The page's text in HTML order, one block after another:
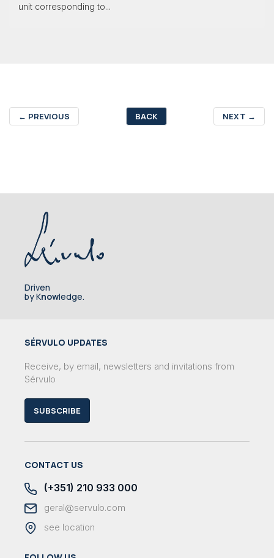
unit corresponding to...
← PREVIOUS BACK NEXT →
Driven
by Knowledge.
SÉRVULO UPDATES
Receive, by email, newsletters and invitations from
Sérvulo
SUBSCRIBE
CONTACT US
(+351) 210 933 000
geral@servulo.com
see location